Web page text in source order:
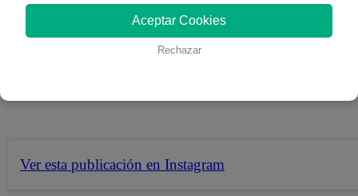
Vanessa Terkes, el diplomático Harold Forsyth y María
La pareja disfruta de su estadía en los Estados Unidos y
Ver esta publicación en Instagram
Aceptar Cookies
Rechazar